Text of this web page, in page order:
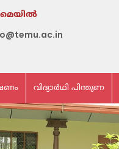
വിദ്യാർഥി പിന്തുണ